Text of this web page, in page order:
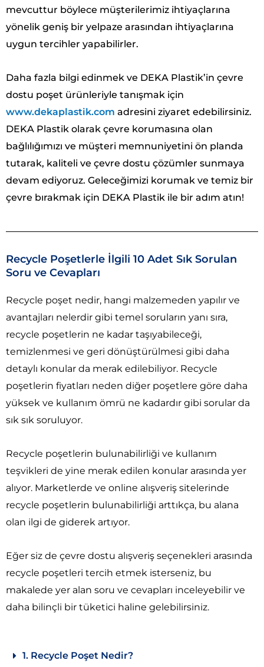
mevcuttur böylece müşterilerimiz ihtiyaçlarına
yönelik geniş bir yelpaze arasından ihtiyaçlarına
uygun tercihler yapabilirler.
Daha fazla bilgi edinmek ve DEKA Plastik’in çevre
dostu poşet ürünleriyle tanışmak için
www.dekaplastik.com adresini ziyaret edebilirsiniz.
DEKA Plastik olarak çevre korumasına olan
bağlılığımızı ve müşteri memnuniyetini ön planda
tutarak, kaliteli ve çevre dostu çözümler sunmaya
devam ediyoruz. Geleceğimizi korumak ve temiz bir
çevre bırakmak için DEKA Plastik ile bir adım atın!
Recycle Poşetlerle İlgili 10 Adet Sık Sorulan
Soru ve Cevapları
Recycle poşet nedir, hangi malzemeden yapılır ve
avantajları nelerdir gibi temel soruların yanı sıra,
recycle poşetlerin ne kadar taşıyabileceği,
temizlenmesi ve geri dönüştürülmesi gibi daha
detaylı konular da merak edilebiliyor. Recycle
poşetlerin fiyatları neden diğer poşetlere göre daha
yüksek ve kullanım ömrü ne kadardır gibi sorular da
sık sık soruluyor.
Recycle poşetlerin bulunabilirliği ve kullanım
teşvikleri de yine merak edilen konular arasında yer
alıyor. Marketlerde ve online alışveriş sitelerinde
recycle poşetlerin bulunabilirliği arttıkça, bu alana
olan ilgi de giderek artıyor.
Eğer siz de çevre dostu alışveriş seçenekleri arasında
recycle poşetleri tercih etmek isterseniz, bu
makalede yer alan soru ve cevapları inceleyebilir ve
daha bilinçli bir tüketici haline gelebilirsiniz.
1. Recycle Poşet Nedir?